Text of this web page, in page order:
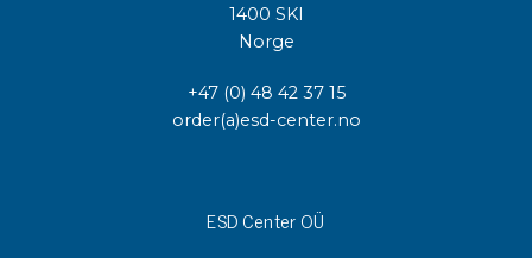
1400 SKI
Norge
+47 (0) 48 42 37 15
order(a)esd-center.no
ESD Center OÜ